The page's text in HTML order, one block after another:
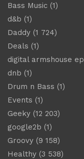
Bass Music (1)
d&b (1)
Daddy (1 724)
Deals (1)
digital armshouse ep
dnb (1)
Drum n Bass (1)
Events (1)
Geeky (12 203)
google2b (1)
Groovy (9 158)
Healthy (3 538)